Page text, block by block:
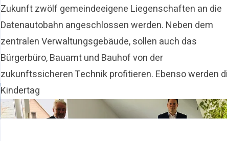
Zukunft zwölf gemeindeeigene Liegenschaften an die
Datenautobahn angeschlossen werden. Neben dem
zentralen Verwaltungsgebäude, sollen auch das
Bürgerbüro, Bauamt und Bauhof von der
zukunftssicheren Technik profitieren. Ebenso werden
Kindertag